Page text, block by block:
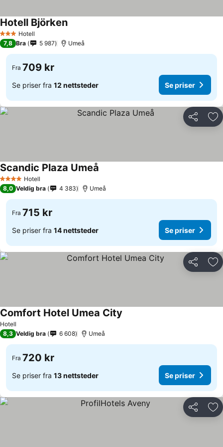
3 StjernerHotell
Hotell BjörkenSe priser
7,8 Bra 5 987 Umeå
Fra 709 kr
Se priser fra 12 nettsteder Se priser
Del
4 StjernerHotell
Scandic Plaza Umeå
8,0 Veldig bra 4 383 Umeå
Fra 715 kr
Se priser fra 14 nettsteder Se priser
Del
Hotell
Comfort Hotel Umea City
8,3 Veldig bra 6 608 Umeå
Fra 720 kr
Se priser fra 13 nettsteder Se priser
Del